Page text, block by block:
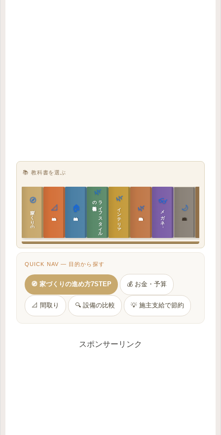
📚 教科書を選ぶ
🧭
家づくりの教科書 📐
実施設計の教科書
🏠
性能設計の教科書
🌿
ラ
イ
フ
ス
タ
イ
ル
の
教科書 🌿
インテリア設計 🌿
敷地設計の教科書
👓
メガネ｜転職 🌙
建築思想の教科書
QUICK NAV — 目的から探す
🧭 家づくりの進め方7STEP 💰 お金・予算
📐 間取り 🔍 設備の比較 💡 施主支給で節約
スポンサーリンク